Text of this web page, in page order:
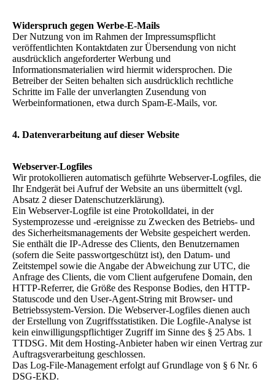
Widerspruch gegen Werbe-E-Mails
Der Nutzung von im Rahmen der Impressumspflicht
veröffentlichten Kontaktdaten zur Übersendung von nicht
ausdrücklich angeforderter Werbung und
Informationsmaterialien wird hiermit widersprochen. Die
Betreiber der Seiten behalten sich ausdrücklich rechtliche
Schritte im Falle der unverlangten Zusendung von
Werbeinformationen, etwa durch Spam-E-Mails, vor.
4. Datenverarbeitung auf dieser Website
Webserver-Logfiles
Wir protokollieren automatisch geführte Webserver-Logfiles, die
Ihr Endgerät bei Aufruf der Website an uns übermittelt (vgl.
Absatz 2 dieser Datenschutzerklärung).
Ein Webserver-Logfile ist eine Protokolldatei, in der
Systemprozesse und -ereignisse zu Zwecken des Betriebs- und
des Sicherheitsmanagements der Website gespeichert werden.
Sie enthält die IP-Adresse des Clients, den Benutzernamen
(sofern die Seite passwortgeschützt ist), den Datum- und
Zeitstempel sowie die Angabe der Abweichung zur UTC, die
Anfrage des Clients, die vom Client aufgerufene Domain, den
HTTP-Referrer, die Größe des Response Bodies, den HTTP-
Statuscode und den User-Agent-String mit Browser- und
Betriebssystem-Version. Die Webserver-Logfiles dienen auch
der Erstellung von Zugriffsstatistiken. Die Logfile-Analyse ist
kein einwilligungspflichtiger Zugriff im Sinne des § 25 Abs. 1
TTDSG. Mit dem Hosting-Anbieter haben wir einen Vertrag zur
Auftragsverarbeitung geschlossen.
Das Log-File-Management erfolgt auf Grundlage von § 6 Nr. 6
DSG-EKD.